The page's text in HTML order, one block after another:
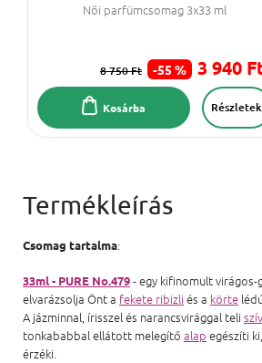
Női parfümcsomag 3x33 ml
8 750 Ft -55 % 3 940
Részletek
Kosárba
Csomag tartalma:
33ml - PURE No.479- egy kifinomult
elvarázsolja Önt a fekete ribizli és a körte
A jázminnal, írisszel és narancsvirággal teli
tonkababbal ellátott melegítő alap egészíti
érzéki.